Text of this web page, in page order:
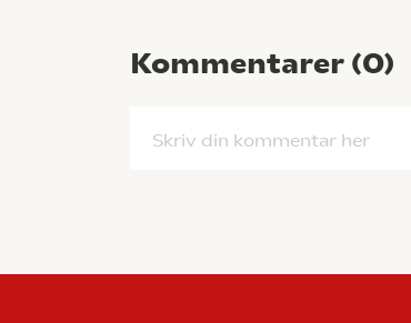
Kommentarer (0)
Skriv din kommentar her